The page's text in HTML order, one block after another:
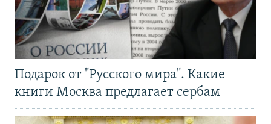
Подарок от "Русского мира". Какие
книги Москва предлагает сербам